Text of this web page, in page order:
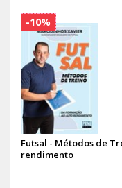
Futsal - Métodos de
rendimento
-10%